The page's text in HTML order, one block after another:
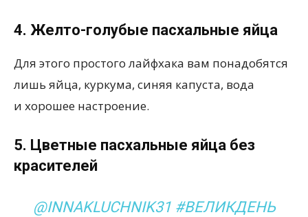
4. Желто-голубые пасхальные яйца
Для этого простого лайфхака вам понадобятся
лишь яйца, куркума, синяя капуста, вода
и хорошее настроение.
5. Цветные пасхальные яйца без
красителей
@INNAKLUCHNIK31 #ВЕЛИКДЕНЬ